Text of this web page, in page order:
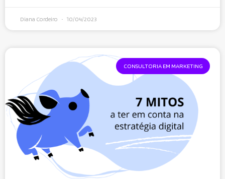
Diana Cordeiro 10/04/2023
CONSULTORIA EM MARKETING